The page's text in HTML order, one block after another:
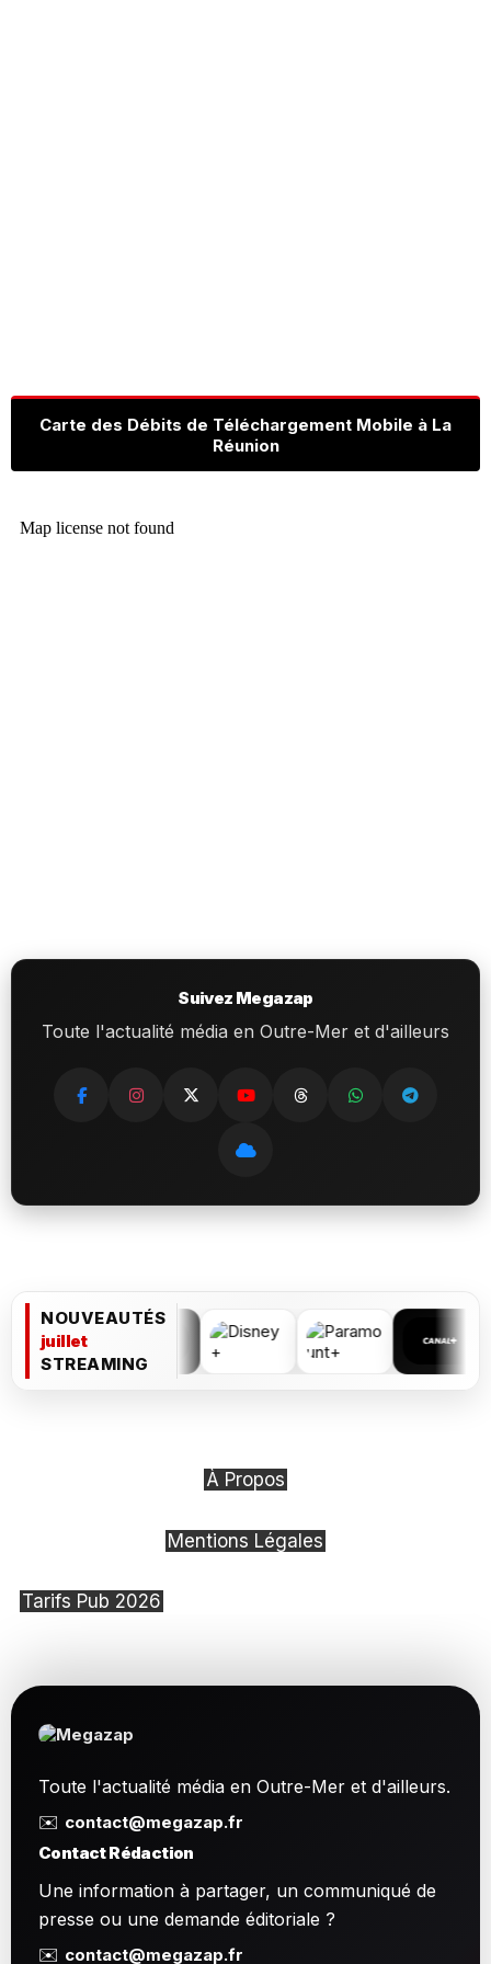
Carte des Débits de Téléchargement Mobile à La
Réunion
Suivez Megazap
Toute l'actualité média en Outre-Mer et d'ailleurs
NOUVEAUTÉS
juillet
STREAMING
À Propos
Mentions Légales
Tarifs Pub 2026
Toute l'actualité média en Outre-Mer et d'ailleurs.
✉️ contact@megazap.fr
Contact Rédaction
Une information à partager, un communiqué de
presse ou une demande éditoriale ?
✉️ contact@megazap.fr